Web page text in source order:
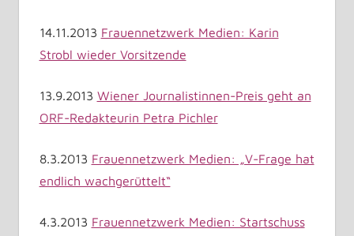
14.11.2013 Frauennetzwerk Medien: Karin
Strobl wieder Vorsitzende
13.9.2013 Wiener Journalistinnen-Preis geht an
ORF-Redakteurin Petra Pichler
8.3.2013 Frauennetzwerk Medien: „V-Frage hat
endlich wachgerüttelt“
4.3.2013 Frauennetzwerk Medien: Startschuss